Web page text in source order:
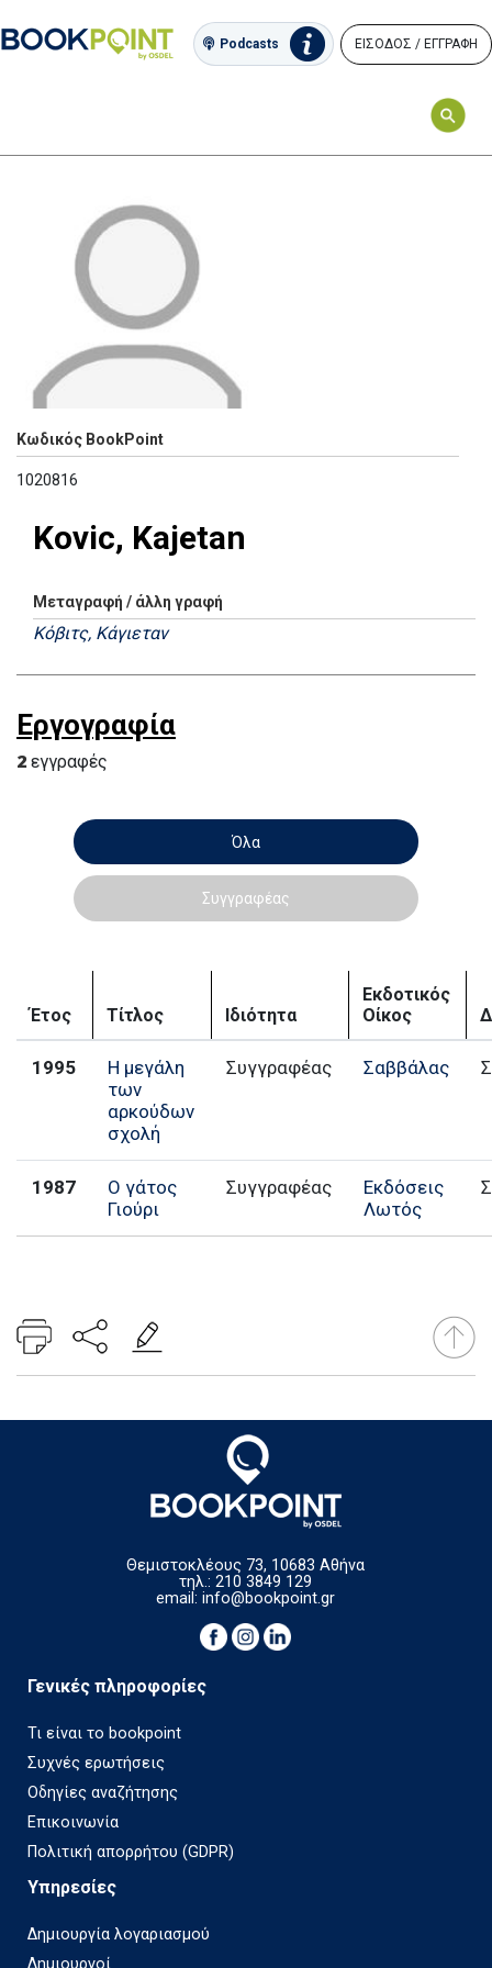
Podcasts ΕΙΣΟΔΟΣ / ΕΓΓΡΑΦΗ
Κωδικός BookPoint
1020816
Kovic, Kajetan
Μεταγραφή / άλλη γραφή
Κόβιτς, Κάγιεταν
Εργογραφία
2 εγγραφές
Όλα
Συγγραφέας
Έτος Τίτλος Ιδιότητα
Εκδοτικός
Οίκος
1995
Η μεγάλη
των
αρκούδων
σχολή
Συγγραφέας Σαββάλας
1987
Ο γάτος
Γιούρι
Συγγραφέας
Εκδόσεις
Λωτός
Θεμιστοκλέους 73, 10683 Αθήνα
τηλ.: 210 3849 129
email:info@bookpoint.gr
Γενικές πληροφορίες
Τι είναι το bookpoint
Συχνές ερωτήσεις
Οδηγίες αναζήτησης
Επικοινωνία
Πολιτική απορρήτου (GDPR)
Υπηρεσίες
Δημιουργία λογαριασμού
Δημιουργοί